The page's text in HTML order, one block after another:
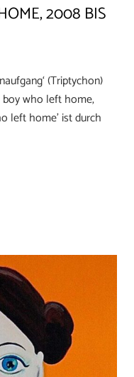
2008 BIS
(Triptychon)
boy who left home,
left home’ ist durch